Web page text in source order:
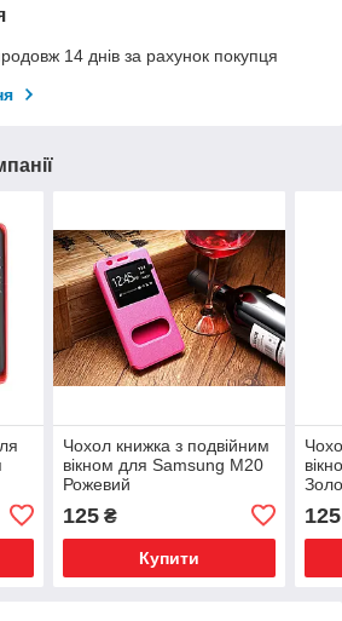
14 днів за рахунок покупця
Чохол книжка з подвійним
вікном для Samsung M20
Рожевий
125₴
Купити
125